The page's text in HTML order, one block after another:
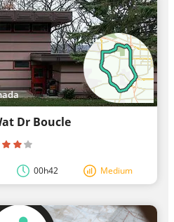
Dr Boucle
00h42 Medium